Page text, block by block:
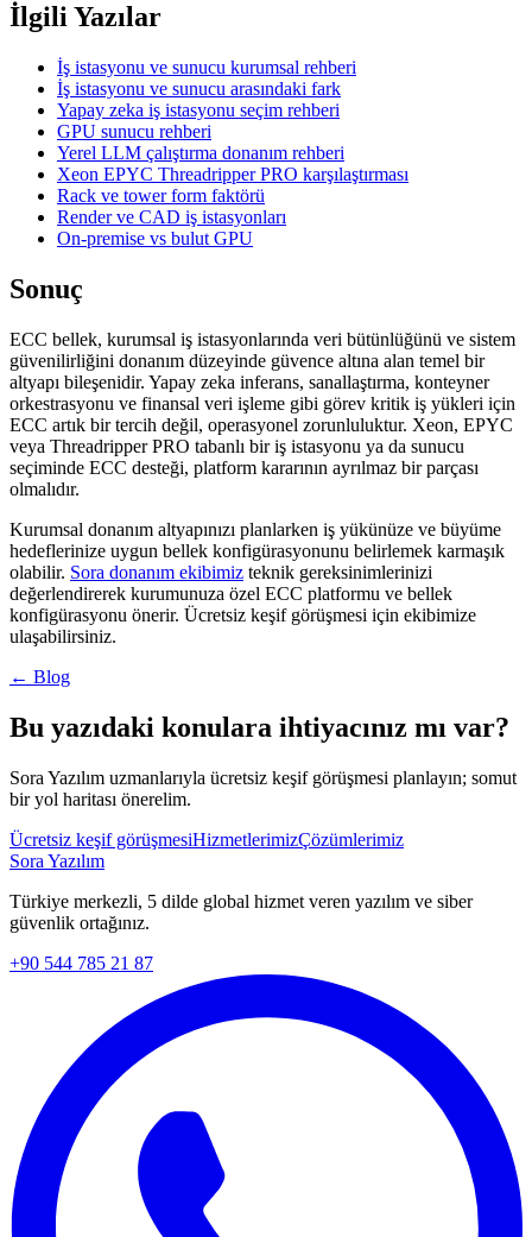
İlgili Yazılar
İş istasyonu ve sunucu kurumsal rehberi
İş istasyonu ve sunucu arasındaki fark
Yapay zeka iş istasyonu seçim rehberi
GPU sunucu rehberi
Yerel LLM çalıştırma donanım rehberi
Xeon EPYC Threadripper PRO karşılaştırması
Rack ve tower form faktörü
Render ve CAD iş istasyonları
On-premise vs bulut GPU
Sonuç
ECC bellek, kurumsal iş istasyonlarında veri bütünlüğünü ve sistem
güvenilirliğini donanım düzeyinde güvence altına alan temel bir
altyapı bileşenidir. Yapay zeka inferans, sanallaştırma, konteyner
orkestrasyonu ve finansal veri işleme gibi görev kritik iş yükleri için
ECC artık bir tercih değil, operasyonel zorunluluktur. Xeon, EPYC
veya Threadripper PRO tabanlı bir iş istasyonu ya da sunucu
seçiminde ECC desteği, platform kararının ayrılmaz bir parçası
olmalıdır.
Kurumsal donanım altyapınızı planlarken iş yükünüze ve büyüme
hedeflerinize uygun bellek konfigürasyonunu belirlemek karmaşık
olabilir. Sora donanım ekibimiz teknik gereksinimlerinizi
değerlendirerek kurumunuza özel ECC platformu ve bellek
konfigürasyonu önerir. Ücretsiz keşif görüşmesi için ekibimize
ulaşabilirsiniz.
← Blog
Bu yazıdaki konulara ihtiyacınız mı var?
Sora Yazılım uzmanlarıyla ücretsiz keşif görüşmesi planlayın; somut
bir yol haritası önerelim.
Ücretsiz keşif görüşmesiHizmetlerimizÇözümlerimiz
Sora Yazılım
Türkiye merkezli, 5 dilde global hizmet veren yazılım ve siber
güvenlik ortağınız.
+90 544 785 21 87